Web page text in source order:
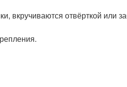
вкручиваются отвёрткой или